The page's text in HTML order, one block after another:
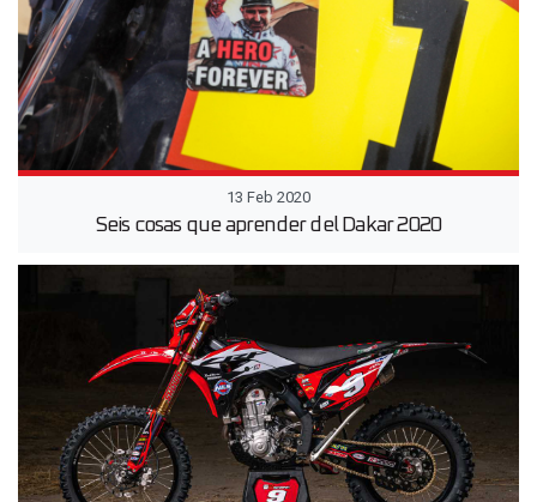
13 Feb 2020
Seis cosas que aprender del Dakar 2020